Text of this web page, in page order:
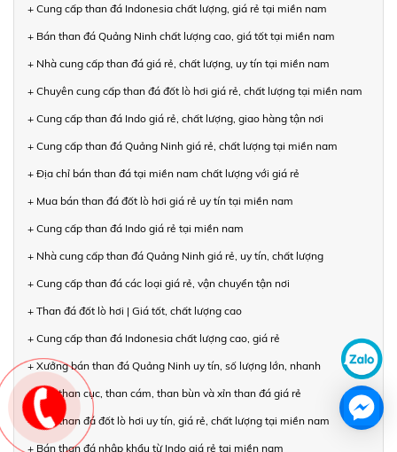
+ Cung cấp than đá Indonesia chất lượng, giá rẻ tại miền nam
+ Bán than đá Quảng Ninh chất lượng cao, giá tốt tại miền nam
+ Nhà cung cấp than đá giá rẻ, chất lượng, uy tín tại miền nam
+ Chuyên cung cấp than đá đốt lò hơi giá rẻ, chất lượng tại miền nam
+ Cung cấp than đá Indo giá rẻ, chất lượng, giao hàng tận nơi
+ Cung cấp than đá Quảng Ninh giá rẻ, chất lượng tại miền nam
+ Địa chỉ bán than đá tại miền nam chất lượng với giá rẻ
+ Mua bán than đá đốt lò hơi giá rẻ uy tín tại miền nam
+ Cung cấp than đá Indo giá rẻ tại miền nam
+ Nhà cung cấp than đá Quảng Ninh giá rẻ, uy tín, chất lượng
+ Cung cấp than đá các loại giá rẻ, vận chuyển tận nơi
+ Than đá đốt lò hơi | Giá tốt, chất lượng cao
+ Cung cấp than đá Indonesia chất lượng cao, giá rẻ
+ Xưởng bán than đá Quảng Ninh uy tín, số lượng lớn, nhanh
+ Bán than cục, than cám, than bùn và xỉn than đá giá rẻ
+ Bán than đá đốt lò hơi uy tín, giá rẻ, chất lượng tại miền nam
+ Bán than đá nhập khẩu từ Indo giá rẻ tại miền nam